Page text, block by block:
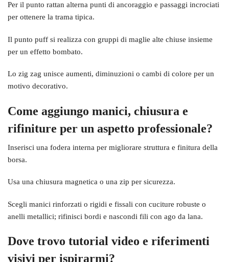
Per il punto rattan alterna punti di ancoraggio e passaggi incrociati
per ottenere la trama tipica.
Il punto puff si realizza con gruppi di maglie alte chiuse insieme
per un effetto bombato.
Lo zig zag unisce aumenti, diminuzioni o cambi di colore per un
motivo decorativo.
Come aggiungo manici, chiusura e
rifiniture per un aspetto professionale?
Inserisci una fodera interna per migliorare struttura e finitura della
borsa.
Usa una chiusura magnetica o una zip per sicurezza.
Scegli manici rinforzati o rigidi e fissali con cuciture robuste o
anelli metallici; rifinisci bordi e nascondi fili con ago da lana.
Dove trovo tutorial video e riferimenti
visivi per ispirarmi?